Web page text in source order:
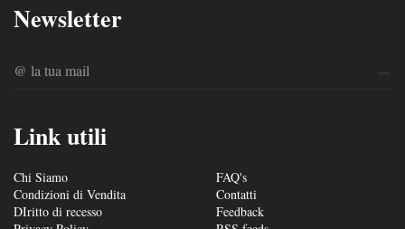
Newsletter
Link utili
Chi Siamo
Condizioni di Vendita
DIritto di recesso
FAQ's
Contatti
Feedback